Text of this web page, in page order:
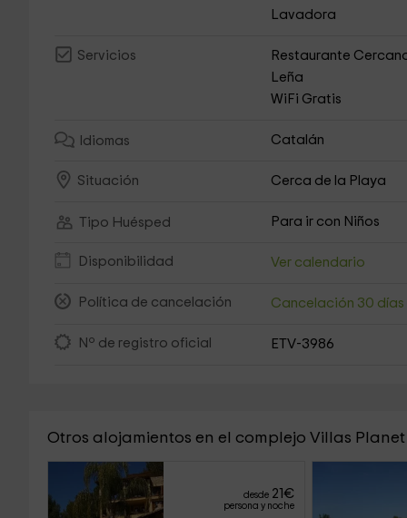
Lavadora
Servicios Restaurante
Leña
WiFi Gratis
Idiomas Catalán
Situación Cerca de la Playa
Tipo Huésped Para ir con Niños
Disponibilidad Ver calendario
Política de cancelación Cancelación 30 días
Nº de registro oficial ETV-3986
Otros alojamientos en el complejo Villas Planet
desde 21 €
persona y noche